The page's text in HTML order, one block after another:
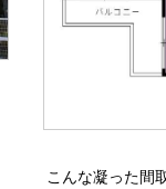
こんな凝った